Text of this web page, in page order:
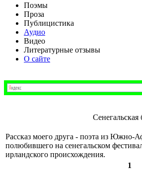
Поэмы
Проза
Публицистика
Аудио
Видео
Литературные отзывы
О сайте
Сенегальская
Рассказ моего друга - поэта из Южно-
полюбившего на сенегальском
ирландского происхождения.
1